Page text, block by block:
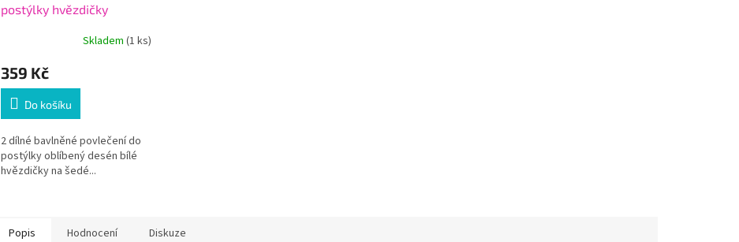
postýlky hvězdičky
Skladem (1 ks)
359 Kč
Do košíku
2 dílné bavlněné povlečení do
postýlky oblíbený desén bílé
hvězdičky na šedé...
Popis Hodnocení Diskuze